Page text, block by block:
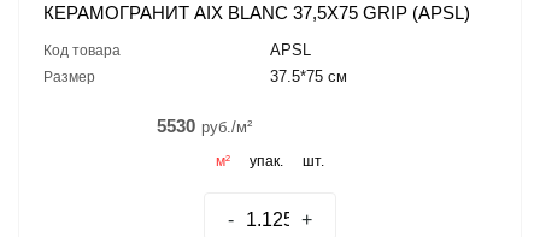
КЕРАМОГРАНИТ AIX BLANC 37,5X75 GRIP (APSL)
Код товара APSL
Размер 37.5*75 см
5530 руб./м²
м² упак. шт.
- +